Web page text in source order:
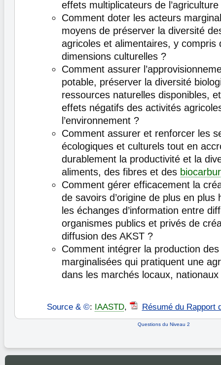
effets multiplicateurs de l’agriculture
Comment doter les acteurs
moyens de préserver la diversité
agricoles et alimentaires, y compris
dimensions culturelles ?
Comment assurer
potable, préserver la diversité
ressources naturelles disponibles,
effets négatifs des activités
l’environnement ?
Comment assurer et renforcer les
écologiques et culturels tout en
durablement la productivité et la
aliments, des fibres et des
Comment gérer efficacement la
de savoirs d’origine de plus en plus
les échanges d’information entre
organismes publics et privés de
diffusion des AKST ?
Comment intégrer la production
marginalisées qui pratiquent une
dans les marchés locaux,
Source & ©: IAASTD, Résumé du Rapport
Questions du Niveau 2